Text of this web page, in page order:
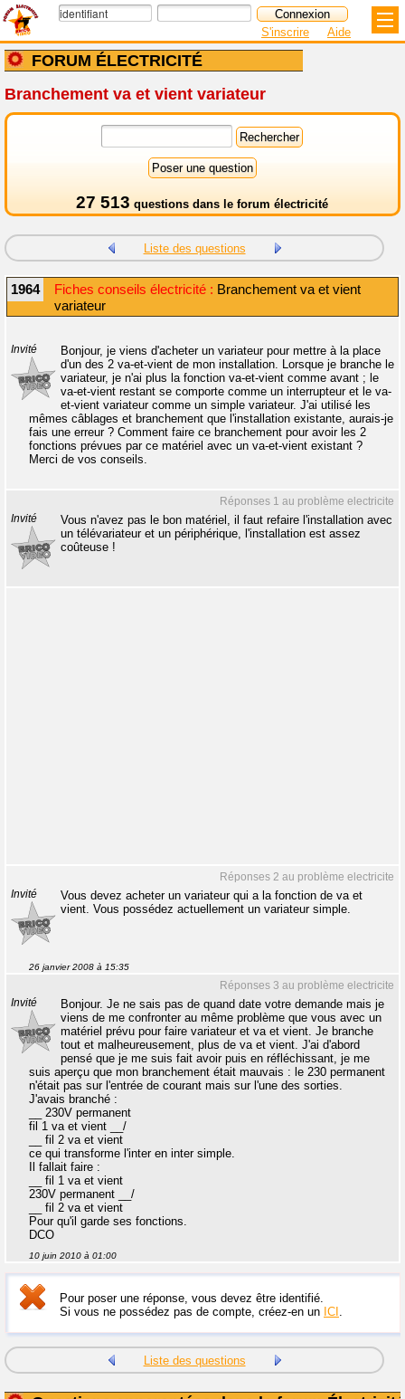
FORUM ÉLECTRICITÉ
S'inscrire Aide
Branchement va et vient variateur
27 513 questions dans le forum électricité
Liste des questions
1964 Fiches conseils électricité : Branchement va et vient
variateur
Invité
Bonjour, je viens d'acheter un variateur pour mettre à la place
d'un des 2 va-et-vient de mon installation. Lorsque je branche le
variateur, je n'ai plus la fonction va-et-vient comme avant ; le
va-et-vient restant se comporte comme un interrupteur et le va-
et-vient variateur comme un simple variateur. J'ai utilisé les
mêmes câblages et branchement que l'installation existante, aurais-je
fais une erreur ? Comment faire ce branchement pour avoir les 2
fonctions prévues par ce matériel avec un va-et-vient existant ?
Merci de vos conseils.
Réponses 1 au problème electricite
Invité
Vous n'avez pas le bon matériel, il faut refaire l'installation avec
un télévariateur et un périphérique, l'installation est assez
coûteuse !
Réponses 2 au problème electricite
Invité
Vous devez acheter un variateur qui a la fonction de va et
vient. Vous possédez actuellement un variateur simple.
26 janvier 2008 à 15:35
Réponses 3 au problème electricite
Invité
Bonjour. Je ne sais pas de quand date votre demande mais je
viens de me confronter au même problème que vous avec un
matériel prévu pour faire variateur et va et vient. Je branche
tout et malheureusement, plus de va et vient. J'ai d'abord
pensé que je me suis fait avoir puis en réfléchissant, je me
suis aperçu que mon branchement était mauvais : le 230 permanent
n'était pas sur l'entrée de courant mais sur l'une des sorties.
J'avais branché :
__ 230V permanent
fil 1 va et vient __/
__ fil 2 va et vient
ce qui transforme l'inter en inter simple.
Il fallait faire :
__ fil 1 va et vient
230V permanent __/
__ fil 2 va et vient
Pour qu'il garde ses fonctions.
DCO
10 juin 2010 à 01:00
Pour poser une réponse, vous devez être identifié.
Si vous ne possédez pas de compte, créez-en un ICI .
Liste des questions